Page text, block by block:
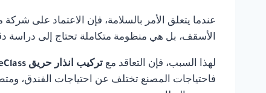
عندما يتعلق الأمر بالسلامة، فإن الاعتماد على
الأسقف، بل هي منظومة متكاملة تحتاج إلى دراسة
لهذا السبب، فإن التعاقد مع تركيب انذار حريق FireClass في القاهرة
فاحتياجات المصنع تختلف عن احتياجات الفندق،